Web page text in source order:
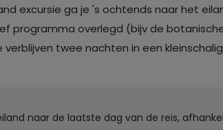
excursie ga je 's ochtends naar het
programma overlegd (bijv de
verblijven twee nachten in een
naar de laatste dag van de reis,